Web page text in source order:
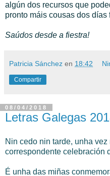
algún dos recursos que
pronto máis cousas dos días
Saúdos desde a fiestra!
Patricia Sánchez en 18:42
Compartir
08/04/2018
Letras Galegas
Nin cedo nin tarde, unha
correspondente celebración
É unha das miñas